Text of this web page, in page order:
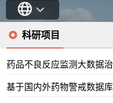
科研项目
药品不良反应监测大数据
基于国内外药物警戒数据